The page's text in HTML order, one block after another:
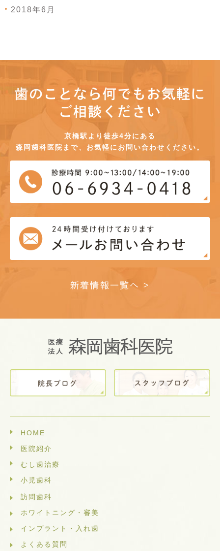
2018年6月
歯のことなら何でもお気軽に
ご相談ください
京橋駅より徒歩4分にある
森岡歯科医院まで、お気軽にお問い合わせください。
新着情報一覧へ >
HOME
医院紹介
むし歯治療
小児歯科
訪問歯科
ホワイトニング・審美
インプラント・入れ歯
よくある質問